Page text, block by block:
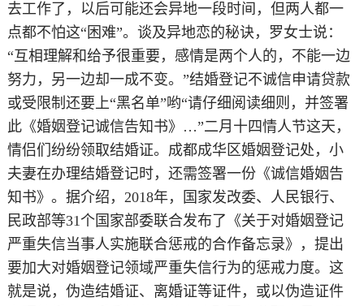
去工作了，以后可能还会异地一段时间，但两人都一
点都不怕这“困难”。谈及异地恋的秘诀，罗女士说：
“互相理解和给予很重要，感情是两个人的，不能一边
努力，另一边却一成不变。”结婚登记不诚信申请贷款
或受限制还要上“黑名单”哟“请仔细阅读细则，并签署
此《婚姻登记诚信告知书》…”二月十四情人节这天，
情侣们纷纷领取结婚证。成都成华区婚姻登记处，小
夫妻在办理结婚登记时，还需签署一份《诚信婚姻告
知书》。据介绍，2018年，国家发改委、人民银行、
民政部等31个国家部委联合发布了《关于对婚姻登记
严重失信当事人实施联合惩戒的合作备忘录》，提出
要加大对婚姻登记领域严重失信行为的惩戒力度。这
就是说，伪造结婚证、离婚证等证件，或以伪造证件